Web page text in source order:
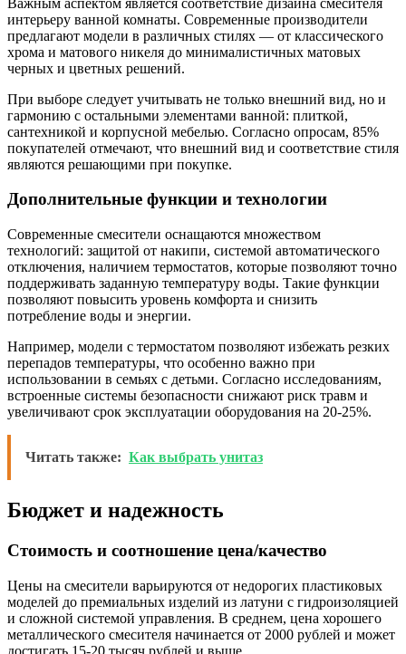
интерьеру ванной комнаты. Современные производители
предлагают модели в различных стилях — от классического
хрома и матового никеля до минималистичных матовых
черных и цветных решений.
При выборе следует учитывать не только внешний вид, но и
гармонию с остальными элементами ванной: плиткой,
сантехникой и корпусной мебелью. Согласно опросам, 85%
покупателей отмечают, что внешний вид и соответствие стиля
являются решающими при покупке.
Дополнительные функции и технологии
Современные смесители оснащаются множеством
технологий: защитой от накипи, системой автоматического
отключения, наличием термостатов, которые позволяют точно
поддерживать заданную температуру воды. Такие функции
позволяют повысить уровень комфорта и снизить
потребление воды и энергии.
Например, модели с термостатом позволяют избежать резких
перепадов температуры, что особенно важно при
использовании в семьях с детьми. Согласно исследованиям,
встроенные системы безопасности снижают риск травм и
увеличивают срок эксплуатации оборудования на 20-25%.
Читать также: Как выбрать унитаз
Бюджет и надежность
Стоимость и соотношение цена/качество
Цены на смесители варьируются от недорогих пластиковых
моделей до премиальных изделий из латуни с гидроизоляцией
и сложной системой управления. В среднем, цена хорошего
металлического смесителя начинается от 2000 рублей и может
достигать 15-20 тысяч рублей и выше.